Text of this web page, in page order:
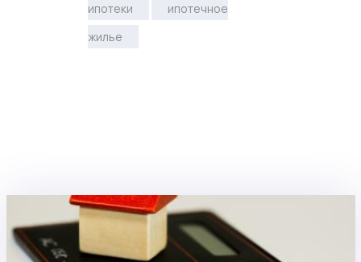
ипотеки
ипотечное
жилье